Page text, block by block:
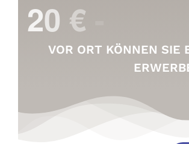
VOR ORT KÖNNEN SIE